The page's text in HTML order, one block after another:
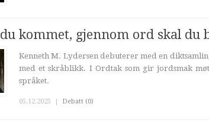
kommet, gjennom ord skal du
Kenneth M. Lydersen debuterer med en
med et skråblikk. I Ordtak som gir jordsmak
språket.
05.12.2025 | Debatt (0)